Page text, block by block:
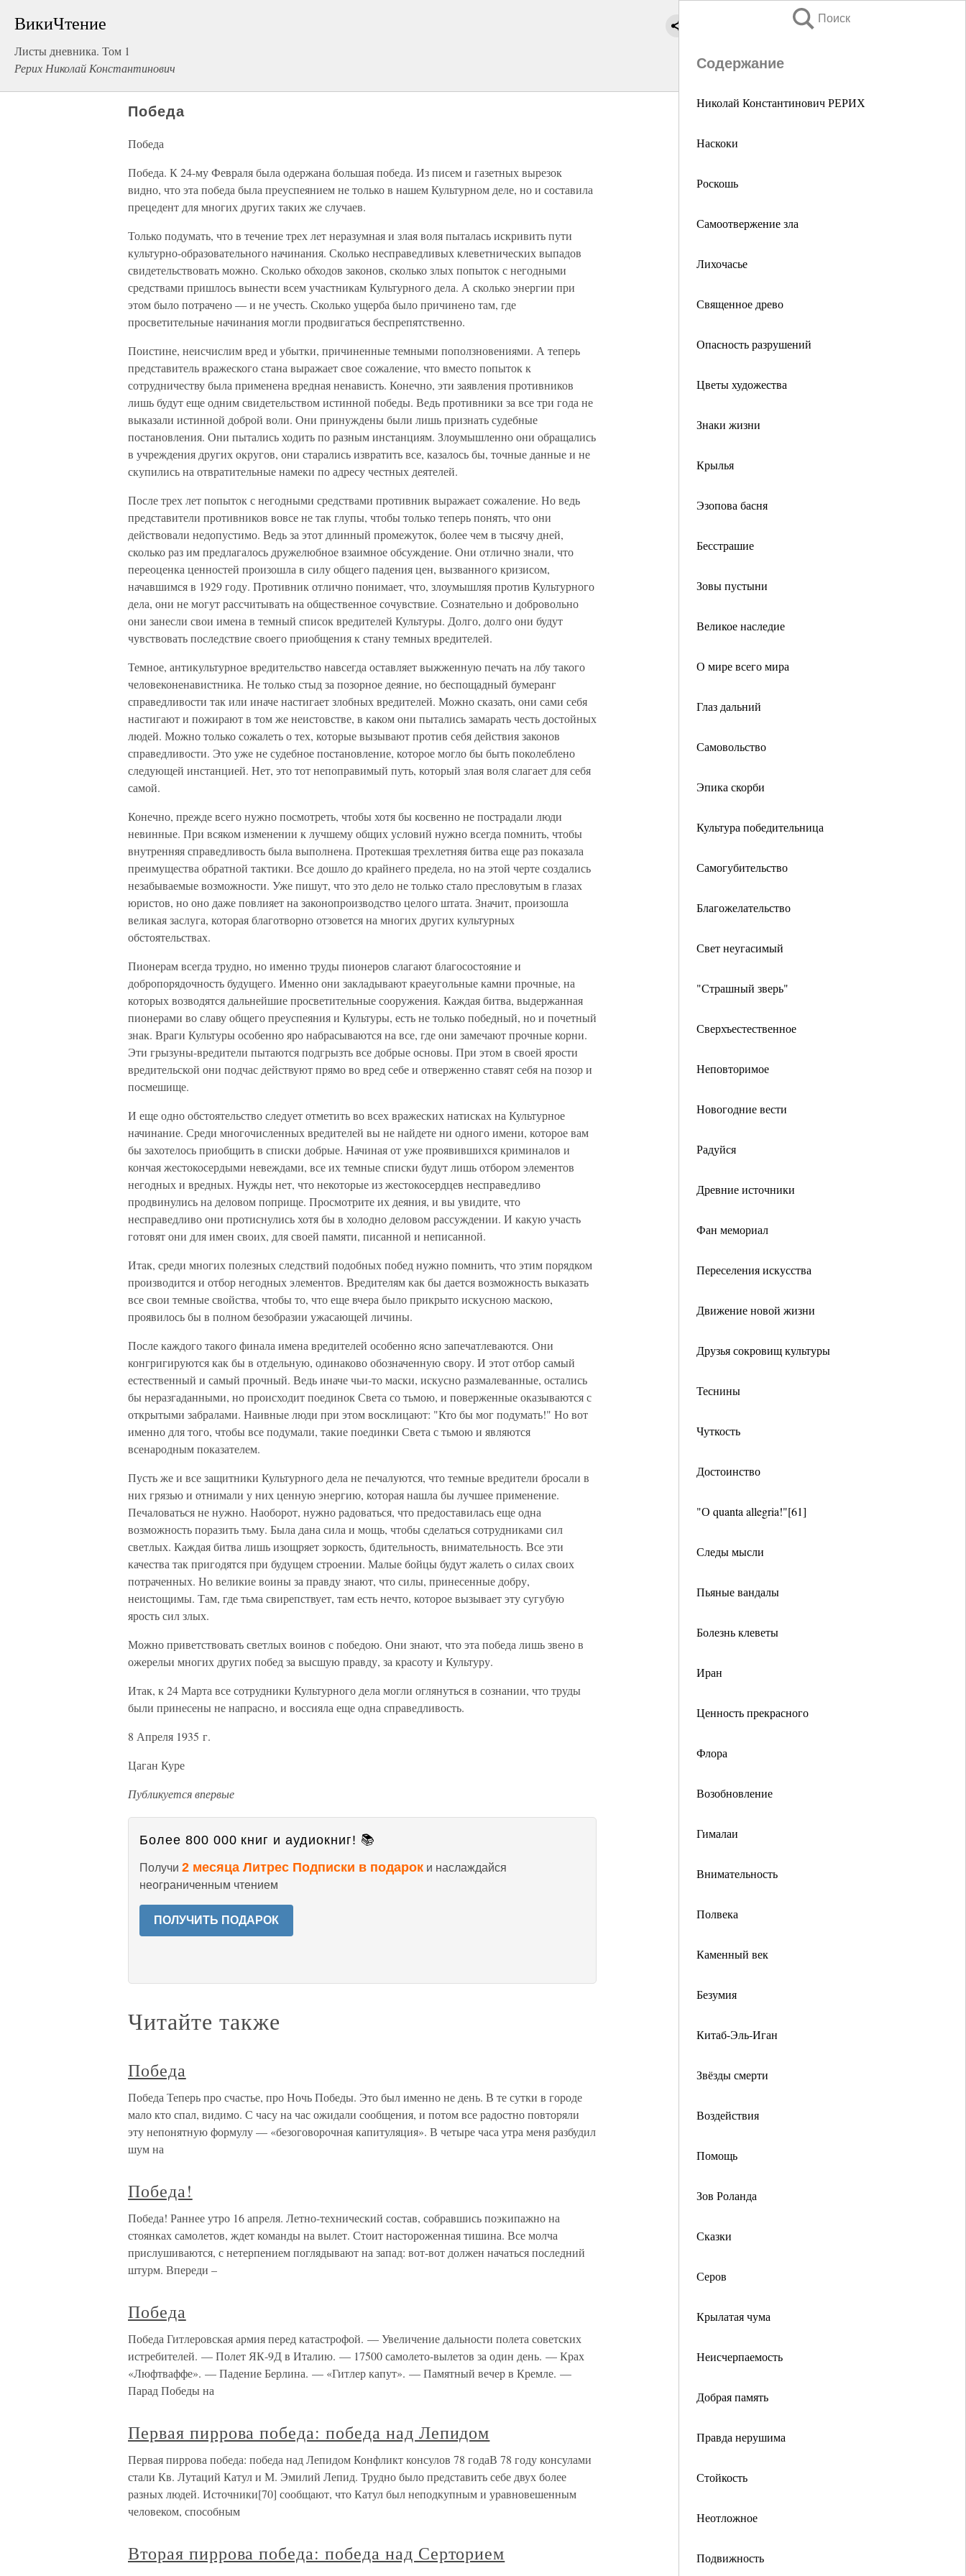
ВикиЧтение
Листы дневника. Том 1
Рерих Николай Константинович
Поиск
Содержание
Николай Константинович РЕРИХ
Наскоки
Роскошь
Самоотвержение зла
Лихочасье
Священное древо
Опасность разрушений
Цветы художества
Знаки жизни
Крылья
Эзопова басня
Бесстрашие
Зовы пустыни
Великое наследие
О мире всего мира
Глаз дальний
Самовольство
Эпика скорби
Культура победительница
Самогубительство
Благожелательство
Свет неугасимый
"Страшный зверь"
Сверхъестественное
Неповторимое
Новогодние вести
Радуйся
Древние источники
Фан мемориал
Переселения искусства
Движение новой жизни
Друзья сокровищ культуры
Теснины
Чуткость
Достоинство
"О quanta allegria!"[61]
Следы мысли
Пьяные вандалы
Болезнь клеветы
Иран
Ценность прекрасного
Флора
Возобновление
Гималаи
Внимательность
Полвека
Каменный век
Безумия
Китаб-Эль-Иган
Звёзды смерти
Воздействия
Помощь
Зов Роланда
Сказки
Серов
Крылатая чума
Неисчерпаемость
Добрая память
Правда нерушима
Стойкость
Неотложное
Подвижность
Победа
Победа
Победа. К 24-му Февраля была одержана большая победа. Из писем и газетных вырезок
видно, что эта победа была преуспеянием не только в нашем Культурном деле, но и составила
прецедент для многих других таких же случаев.
Только подумать, что в течение трех лет неразумная и злая воля пыталась искривить пути
культурно-образовательного начинания. Сколько несправедливых клеветнических выпадов
свидетельствовать можно. Сколько обходов законов, сколько злых попыток с негодными
средствами пришлось вынести всем участникам Культурного дела. А сколько энергии при
этом было потрачено — и не учесть. Сколько ущерба было причинено там, где
просветительные начинания могли продвигаться беспрепятственно.
Поистине, неисчислим вред и убытки, причиненные темными поползновениями. А теперь
представитель вражеского стана выражает свое сожаление, что вместо попыток к
сотрудничеству была применена вредная ненависть. Конечно, эти заявления противников
лишь будут еще одним свидетельством истинной победы. Ведь противники за все три года не
выказали истинной доброй воли. Они принуждены были лишь признать судебные
постановления. Они пытались ходить по разным инстанциям. Злоумышленно они обращались
в учреждения других округов, они старались извратить все, казалось бы, точные данные и не
скупились на отвратительные намеки по адресу честных деятелей.
После трех лет попыток с негодными средствами противник выражает сожаление. Но ведь
представители противников вовсе не так глупы, чтобы только теперь понять, что они
действовали недопустимо. Ведь за этот длинный промежуток, более чем в тысячу дней,
сколько раз им предлагалось дружелюбное взаимное обсуждение. Они отлично знали, что
переоценка ценностей произошла в силу общего падения цен, вызванного кризисом,
начавшимся в 1929 году. Противник отлично понимает, что, злоумышляя против Культурного
дела, они не могут рассчитывать на общественное сочувствие. Сознательно и добровольно
они занесли свои имена в темный список вредителей Культуры. Долго, долго они будут
чувствовать последствие своего приобщения к стану темных вредителей.
Темное, антикультурное вредительство навсегда оставляет выжженную печать на лбу такого
человеконенавистника. Не только стыд за позорное деяние, но беспощадный бумеранг
справедливости так или иначе настигает злобных вредителей. Можно сказать, они сами себя
настигают и пожирают в том же неистовстве, в каком они пытались замарать честь достойных
людей. Можно только сожалеть о тех, которые вызывают против себя действия законов
справедливости. Это уже не судебное постановление, которое могло бы быть поколеблено
следующей инстанцией. Нет, это тот непоправимый путь, который злая воля слагает для себя
самой.
Конечно, прежде всего нужно посмотреть, чтобы хотя бы косвенно не пострадали люди
невинные. При всяком изменении к лучшему общих условий нужно всегда помнить, чтобы
внутренняя справедливость была выполнена. Протекшая трехлетняя битва еще раз показала
преимущества обратной тактики. Все дошло до крайнего предела, но на этой черте создались
незабываемые возможности. Уже пишут, что это дело не только стало пресловутым в глазах
юристов, но оно даже повлияет на законопроизводство целого штата. Значит, произошла
великая заслуга, которая благотворно отзовется на многих других культурных
обстоятельствах.
Пионерам всегда трудно, но именно труды пионеров слагают благосостояние и
добропорядочность будущего. Именно они закладывают краеугольные камни прочные, на
которых возводятся дальнейшие просветительные сооружения. Каждая битва, выдержанная
пионерами во славу общего преуспеяния и Культуры, есть не только победный, но и почетный
знак. Враги Культуры особенно яро набрасываются на все, где они замечают прочные корни.
Эти грызуны-вредители пытаются подгрызть все добрые основы. При этом в своей ярости
вредительской они подчас действуют прямо во вред себе и отверженно ставят себя на позор и
посмешище.
И еще одно обстоятельство следует отметить во всех вражеских натисках на Культурное
начинание. Среди многочисленных вредителей вы не найдете ни одного имени, которое вам
бы захотелось приобщить в списки добрые. Начиная от уже проявившихся криминалов и
кончая жестокосердыми невеждами, все их темные списки будут лишь отбором элементов
негодных и вредных. Нужды нет, что некоторые из жестокосердцев несправедливо
продвинулись на деловом поприще. Просмотрите их деяния, и вы увидите, что
несправедливо они протиснулись хотя бы в холодно деловом рассуждении. И какую участь
готовят они для имен своих, для своей памяти, писанной и неписанной.
Итак, среди многих полезных следствий подобных побед нужно помнить, что этим порядком
производится и отбор негодных элементов. Вредителям как бы дается возможность выказать
все свои темные свойства, чтобы то, что еще вчера было прикрыто искусною маскою,
проявилось бы в полном безобразии ужасающей личины.
После каждого такого финала имена вредителей особенно ясно запечатлеваются. Они
конгригируются как бы в отдельную, одинаково обозначенную свору. И этот отбор самый
естественный и самый прочный. Ведь иначе чьи-то маски, искусно размалеванные, остались
бы неразгаданными, но происходит поединок Света со тьмою, и поверженные оказываются с
открытыми забралами. Наивные люди при этом восклицают: "Кто бы мог подумать!" Но вот
именно для того, чтобы все подумали, такие поединки Света с тьмою и являются
всенародным показателем.
Пусть же и все защитники Культурного дела не печалуются, что темные вредители бросали в
них грязью и отнимали у них ценную энергию, которая нашла бы лучшее применение.
Печаловаться не нужно. Наоборот, нужно радоваться, что предоставилась еще одна
возможность поразить тьму. Была дана сила и мощь, чтобы сделаться сотрудниками сил
светлых. Каждая битва лишь изощряет зоркость, бдительность, внимательность. Все эти
качества так пригодятся при будущем строении. Малые бойцы будут жалеть о силах своих
потраченных. Но великие воины за правду знают, что силы, принесенные добру,
неистощимы. Там, где тьма свирепствует, там есть нечто, которое вызывает эту сугубую
ярость сил злых.
Можно приветствовать светлых воинов с победою. Они знают, что эта победа лишь звено в
ожерельи многих других побед за высшую правду, за красоту и Культуру.
Итак, к 24 Марта все сотрудники Культурного дела могли оглянуться в сознании, что труды
были принесены не напрасно, и воссияла еще одна справедливость.
8 Апреля 1935 г.
Цаган Куре
Публикуется впервые
Более 800 000 книг и аудиокниг! 📚
Получи 2 месяца Литрес Подписки в подарок и наслаждайся
неограниченным чтением
ПОЛУЧИТЬ ПОДАРОК
Читайте также
Победа
Победа Теперь про счастье, про Ночь Победы. Это был именно не день. В те сутки в городе
мало кто спал, видимо. С часу на час ожидали сообщения, и потом все радостно повторяли
эту непонятную формулу — «безоговорочная капитуляция». В четыре часа утра меня разбудил
шум на
Победа!
Победа! Раннее утро 16 апреля. Летно-технический состав, собравшись поэкипажно на
стоянках самолетов, ждет команды на вылет. Стоит настороженная тишина. Все молча
прислушиваются, с нетерпением поглядывают на запад: вот-вот должен начаться последний
штурм. Впереди –
Победа
Победа Гитлеровская армия перед катастрофой. — Увеличение дальности полета советских
истребителей. — Полет ЯК-9Д в Италию. — 17500 самолето-вылетов за один день. — Крах
«Люфтваффе». — Падение Берлина. — «Гитлер капут». — Памятный вечер в Кремле. —
Парад Победы на
Первая пиррова победа: победа над Лепидом
Первая пиррова победа: победа над Лепидом Конфликт консулов 78 годаВ 78 году консулами
стали Кв. Лутаций Катул и М. Эмилий Лепид. Трудно было представить себе двух более
разных людей. Источники[70] сообщают, что Катул был неподкупным и уравновешенным
человеком, способным
Вторая пиррова победа: победа над Серторием